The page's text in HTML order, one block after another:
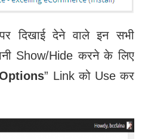
दिखाई देने वाले इन सभी
Show/Hide करने के लिए
” Link को Use कर